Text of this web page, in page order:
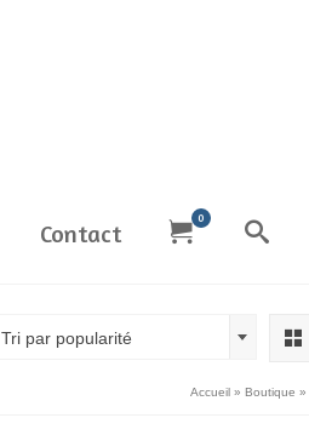
Contact
0
Tri par popularité
Accueil » Boutique »